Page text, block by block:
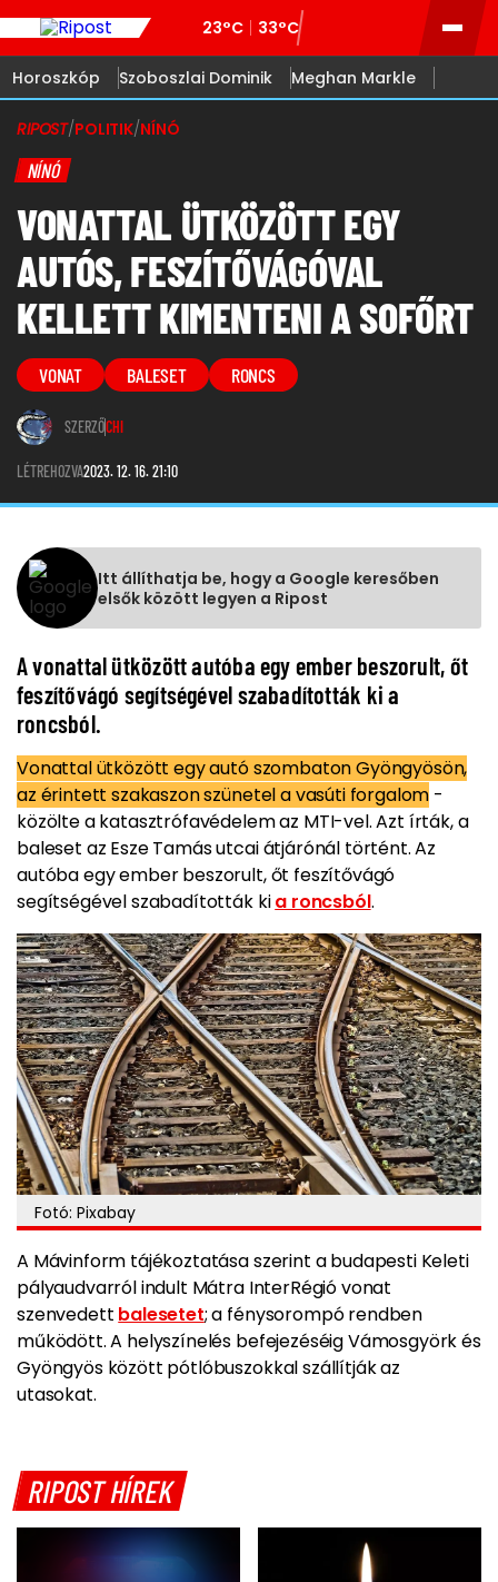
23°C 33°C
Horoszkóp Szoboszlai Dominik Meghan Markle
RIPOST/POLITIK/NÍNÓ
NÍNÓ
VONATTAL ÜTKÖZÖTT EGY
AUTÓS, FESZÍTŐVÁGÓVAL
KELLETT KIMENTENI A SOFŐRT
VONAT BALESET RONCS
SZERZŐCHI
LÉTREHOZVA2023. 12. 16. 21:10
Itt állíthatja be, hogy a Google keresőben
elsők között legyen a Ripost
A vonattal ütközött autóba egy ember beszorult, őt
feszítővágó segítségével szabadították ki a
roncsból.
Vonattal ütközött egy autó szombaton Gyöngyösön,
az érintett szakaszon szünetel a vasúti forgalom -
közölte a katasztrófavédelem az MTI-vel. Azt írták, a
baleset az Esze Tamás utcai átjárónál történt. Az
autóba egy ember beszorult, őt feszítővágó
segítségével szabadították kia roncsból.
Fotó: Pixabay
A Mávinform tájékoztatása szerint a budapesti Keleti
pályaudvarról indult Mátra InterRégió vonat
szenvedett balesetet; a fénysorompó rendben
működött. A helyszínelés befejezéséig Vámosgyörk és
Gyöngyös között pótlóbuszokkal szállítják az
utasokat.
RIPOST HÍREK